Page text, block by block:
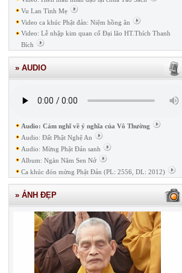
Vu Lan Tình Mẹ
Video ca khúc Phật đản: Niệm hồng ân
Video: Lễ nhập kim quan cố Đại lão HT.Thích Thanh
Bích
» AUDIO
Audio: Cảm nghĩ về ý nghĩa của Vô Thường
Audio: Đất Phật Nghệ An
Audio: Mừng Phật Đản sanh
Album: Ngàn Năm Sen Nở
Ca khúc đón mừng Phật Đản (PL: 2556, DL: 2012)
» ẢNH ĐẸP